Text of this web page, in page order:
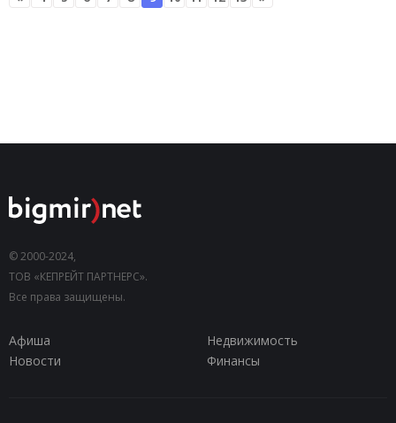
© 2000-2024,
ТОВ «КЕПРЕЙТ ПАРТНЕРС».
Все права защищены.
Афиша
Недвижимость
Новости
Финансы